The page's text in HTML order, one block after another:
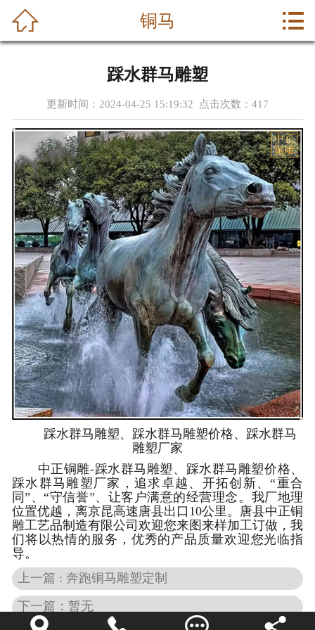
新闻中心
成功案例
荣誉资质
公司动态
联系我们
 铜马 
踩水群马雕塑
更新时间：2024-04-25 15:19:32 点击次数： 417
踩水群马雕塑、踩水群马雕塑价格、踩水群马
雕塑厂家
中正铜雕-踩水群马雕塑、踩水群马雕塑价格、
踩水群马雕塑厂家 ，追求卓越、开拓创新、“重合
同”、“守信誉”、让客户满意的经营理念。我厂地理
位置优越，离京昆高速唐县出口10公里。唐县中正铜
雕工艺品制造有限公司欢迎您来图来样加工订做，我
们将以热情的服务，优秀的产品质量欢迎您光临指
导。
上一篇 : 奔跑铜马雕塑定制
下一篇：暂无